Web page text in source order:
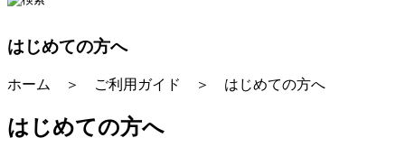
はじめての方へ
ホーム ＞ ご利用ガイド ＞ はじめての方へ
はじめての方へ